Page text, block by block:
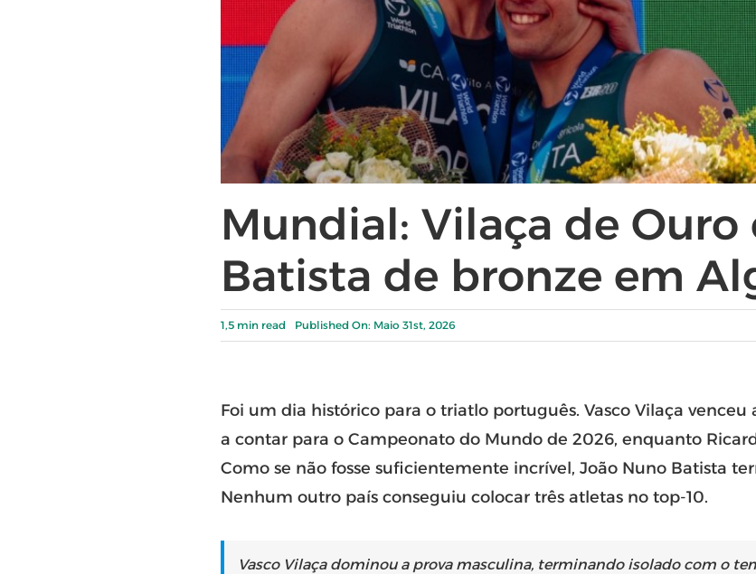
Mundial: Vilaça de Ouro
Batista de bronze em
1,5 min read Published On: Maio 31st, 2026
Foi um dia histórico para o triatlo português. Vasco Vilaça
a contar para o Campeonato do Mundo de 2026, enquanto
Como se não fosse suficientemente incrível, João Nuno Batista
Nenhum outro país conseguiu colocar três atletas no top-10.
Vasco Vilaça dominou a prova masculina, terminando isolado com o